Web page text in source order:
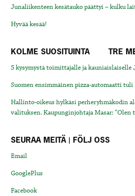
Junaliikenteen kesätauko päättyi – kulku
Hyvää kesää!
KOLME SUOSITUINTA TRE
5 kysymystä toimittajalle ja kauniaislaiselle
Suomen ensimmäinen pizza-automaatti
Hallinto-oikeus hylkäsi perheryhmäkodin
valituksen. Kaupunginjohtaja Masar: “Olen
SEURAA MEITÄ | FÖLJ OSS
Email
GooglePlus
Facebook